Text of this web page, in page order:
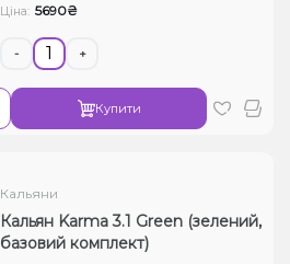
Ціна: 5690₴
- +
Купити
Кальяни
Кальян Karma 3.1 Green (зелений,
базовий комплект)